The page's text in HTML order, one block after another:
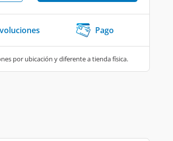
Pago
por ubicación y diferente a tienda física.